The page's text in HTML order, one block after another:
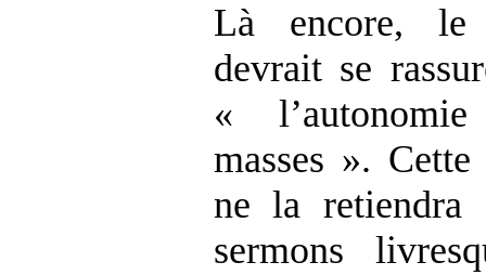
Là encore, le
devrait se
«
masses ».
ne la retiendra
sermons